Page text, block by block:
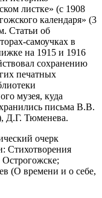
листке» (с 1908
календаря» (3
Статьи об
самоучках в
на 1915 и 1916
сохранению
печатных
музея, куда
письма В.В.
Д.Г. Тюменева.
очерк
Стихотворения
(О времени и о себе,